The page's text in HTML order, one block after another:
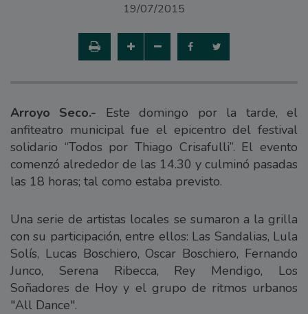
19/07/2015
Arroyo Seco.- Este domingo por la tarde, el
anfiteatro municipal fue el epicentro del festival
solidario “Todos por Thiago Crisafulli”. El evento
comenzó alrededor de las 14.30 y culminó pasadas
las 18 horas; tal como estaba previsto.
Una serie de artistas locales se sumaron a la grilla
con su participación, entre ellos: Las Sandalias, Lula
Solís, Lucas Boschiero, Oscar Boschiero, Fernando
Junco, Serena Ribecca, Rey Mendigo, Los
Soñadores de Hoy y el grupo de ritmos urbanos
"All Dance".